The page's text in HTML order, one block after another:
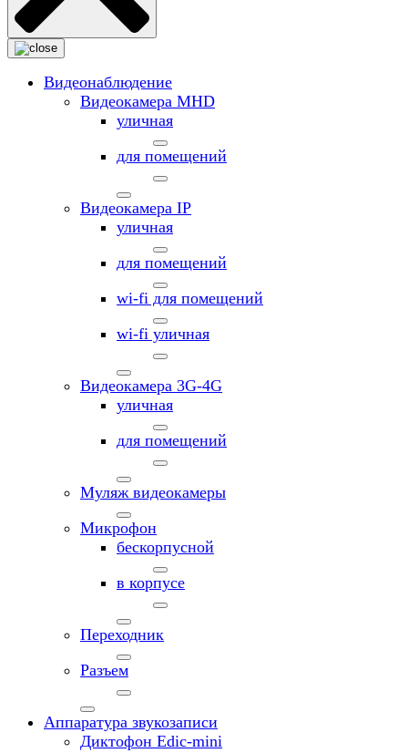
Видеонаблюдение
Видеокамера MНD
уличная
для помещений
Видеокамера IP
уличная
для помещений
wi-fi для помещений
wi-fi уличная
Видеокамера 3G-4G
уличная
для помещений
Муляж видеокамеры
Микрофон
бескорпусной
в корпусе
Переходник
Разъем
Аппаратура звукозаписи
Диктофон Edic-mini